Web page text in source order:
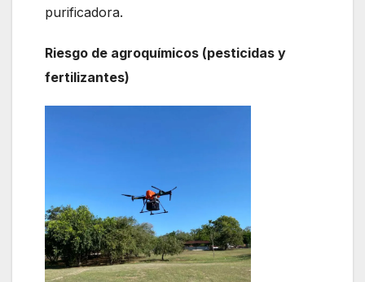
purificadora.
Riesgo de agroquímicos (pesticidas y
fertilizantes)